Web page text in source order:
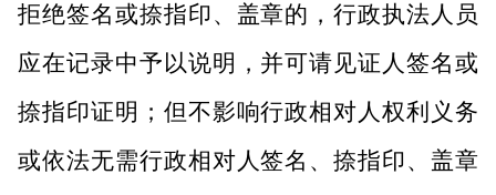
拒绝签名或捺指印、盖章的，行政执法人员
应在记录中予以说明，并可请见证人签名或
捺指印证明；但不影响行政相对人权利义务
或依法无需行政相对人签名、捺指印、盖章